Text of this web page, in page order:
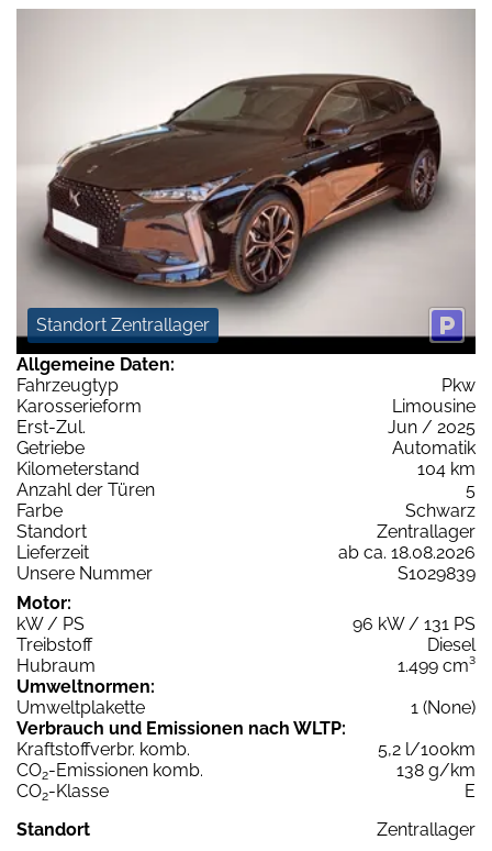
Standort Zentrallager
Allgemeine Daten:
Fahrzeugtyp
Pkw
Karosserieform
Limousine
Erst-Zul.
Jun / 2025
Getriebe
Automatik
Kilometerstand
104 km
Anzahl der Türen
5
Farbe
Schwarz
Standort
Zentrallager
Lieferzeit
ab ca. 18.08.2026
Unsere Nummer
S1029839
Motor:
kW / PS
96 kW / 131 PS
Treibstoff
Diesel
Hubraum
1.499 cm³
Umweltnormen:
Umweltplakette
1 (None)
Verbrauch und Emissionen nach WLTP:
Kraftstoffverbr. komb.
5,2 l/100km
CO2-Emissionen komb.
138 g/km
CO2-Klasse
E
Standort
Zentrallager